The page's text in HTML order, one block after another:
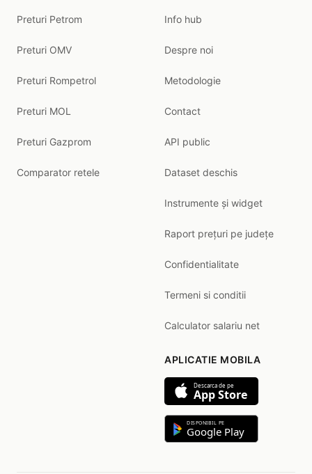
Preturi Petrom
Preturi OMV
Preturi Rompetrol
Preturi MOL
Preturi Gazprom
Comparator retele
Info hub
Despre noi
Metodologie
Contact
API public
Dataset deschis
Instrumente și widget
Raport prețuri pe județe
Confidentialitate
Termeni si conditii
Calculator salariu net
APLICATIE MOBILA
Descarca de pe
App Store
DISPONIBIL PE
Google Play